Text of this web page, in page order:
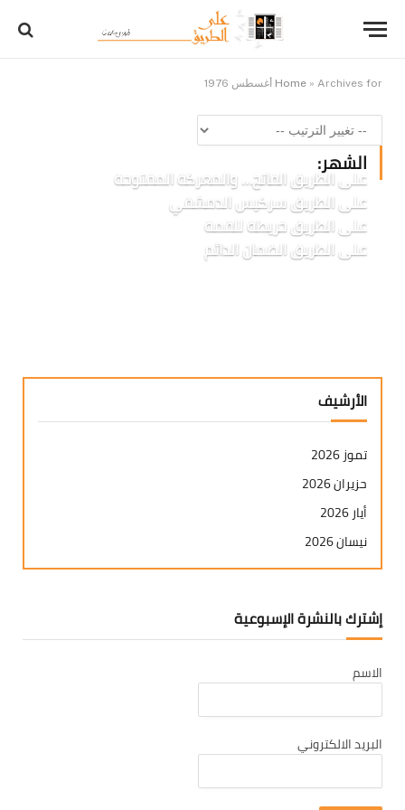
Home » Archives for أغسطس 1976
الشهر:
على الطريق الفاتح… والمعركة المفتوحة
على الطريق سركيس الدمشقي
على الطريق خريطة للقمة
على الطريق الضمان الدائم
الأرشيف
تموز 2026
حزيران 2026
أيار 2026
نيسان 2026
آذار 2026
كانون ثاني 2026
تشرين ثاني 2025
تشرين أول 2025
أيلول 2025
تموز 2025
إشترك بالنشرة الإسبوعية
الاسم
البريد الالكتروني